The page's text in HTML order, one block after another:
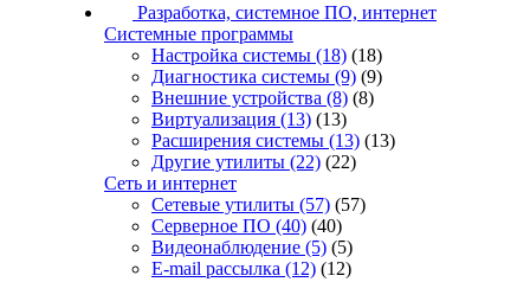
Разработка, системное ПО, интернет
Системные программы
Настройка системы (18) (18)
Диагностика системы (9) (9)
Внешние устройства (8) (8)
Виртуализация (13) (13)
Расширения системы (13) (13)
Другие утилиты (22) (22)
Сеть и интернет
Сетевые утилиты (57) (57)
Серверное ПО (40) (40)
Видеонаблюдение (5) (5)
E-mail рассылка (12) (12)